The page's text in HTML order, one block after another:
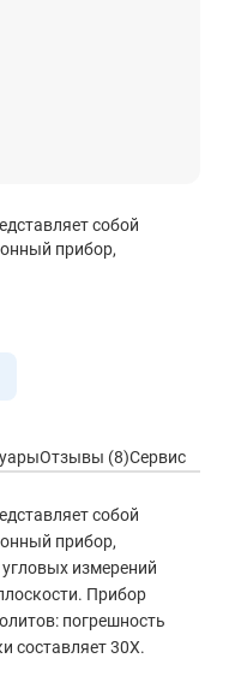
собой
прибор,
Отзывы (8)Сервис
собой
прибор,
измерений
Прибор
погрешность
составляет 30X.